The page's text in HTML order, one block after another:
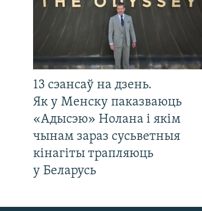
13 сэансаў на дзень.
Як у Менску паказваюць
«Адысэю» Нолана і якім
чынам зараз сусьветныя
кінагіты трапляюць
у Беларусь